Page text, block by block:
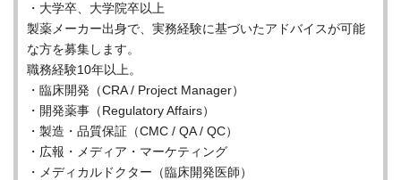
・大学卒、大学院卒以上
製薬メーカー出身で、実務経験に基づいたアドバイスが可能
な方を募集します。
職務経験10年以上。
・臨床開発（CRA / Project Manager）
・開発薬事（Regulatory Affairs）
・製造・品質保証（CMC / QA / QC）
・広報・メディア・マーケティング
・メディカルドクター（臨床開発医師）